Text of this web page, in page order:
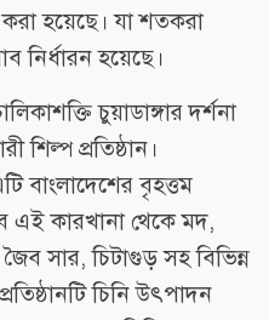
করা হয়েছে। যা শতকরা
নির্ধারন হয়েছে।
চুয়াডাঙ্গার দর্শনা
শিল্প প্রতিষ্ঠান।
বাংলাদেশের বৃহত্তম
এই কারখানা থেকে মদ,
সার, চিটাগুড় সহ বিভিন্ন
চিনি উৎপাদন